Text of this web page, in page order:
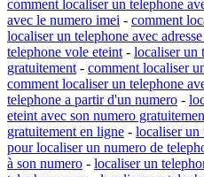
comment localiser un telephone
avec le numero imei - comment
localiser un telephone avec
telephone vole eteint - localiser un
gratuitement - comment localiser
comment localiser un telephone
telephone a partir d'un numero -
eteint avec son numero
gratuitement en ligne - localiser un
pour localiser un numero de
à son numero - localiser un